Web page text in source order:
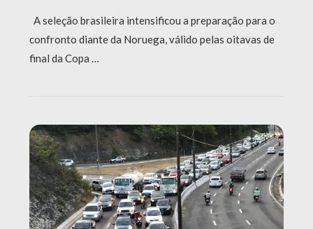
A seleção brasileira intensificou a preparação para o
confronto diante da Noruega, válido pelas oitavas de
final da Copa …